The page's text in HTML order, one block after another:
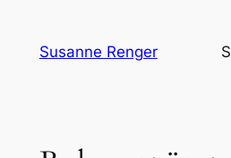
Inhalt
springen
Susanne Renger